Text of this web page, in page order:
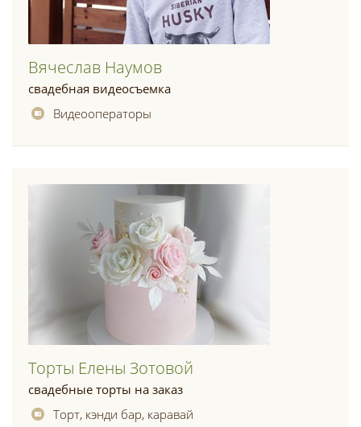
Вячеслав Наумов
свадебная видеосъемка
Видеооператоры
Торты Елены Зотовой
свадебные торты на заказ
Торт, кэнди бар, каравай